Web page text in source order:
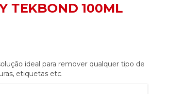
TEKBOND 100ML
ideal para remover qualquer tipo de
etiquetas etc.